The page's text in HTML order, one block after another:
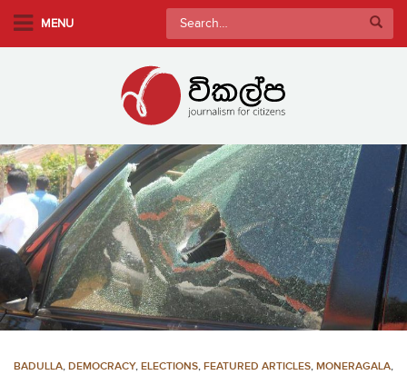
m
a
i
n
c
o
n
t
e
MENU
Search
for:
BADULLA, DEMOCRACY, ELECTIONS, FEATURED ARTICLES, MONERAGALA,